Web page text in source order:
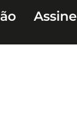
Assine